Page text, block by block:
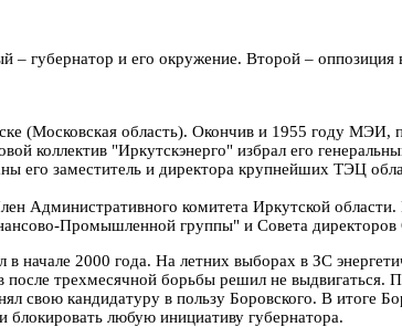
губернатор и его окружение. Второй – оппозиция
(Московская область). Окончив и 1955 гoду МЭИ,
коллектив "Иркутскэнерго" избрал его
его заместитель и директора крупнейших ТЭЦ
комитета Иркутской области.
Промышленной группы" и Совета
2000 года. На летних выборах в ЗС
после трехмесячной борьбы решил не
свою кандидатуру в пользу Боровского. В
блокировать любую инициативу губернатора.